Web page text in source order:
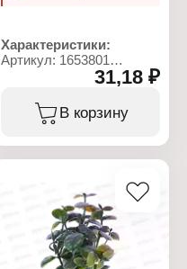
Характеристики:
Артикул: 1653801
Тип товара: Цветок
Вариация: Букет
Модель: "Трава
Цвет: в ассортименте
Особенность: с
напылением
31,18 ₽
В корзину